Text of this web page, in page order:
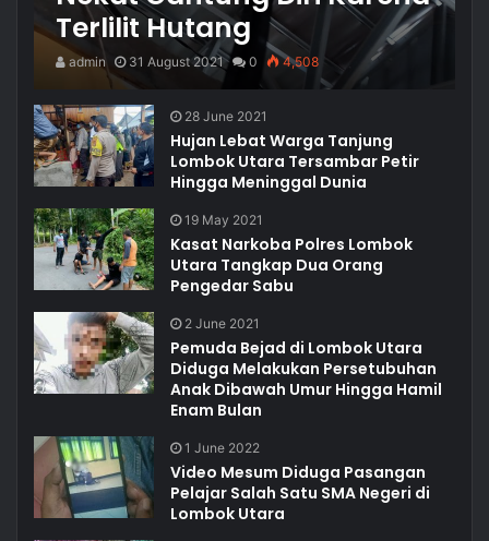
Terlilit Hutang
admin 31 August 2021 0 4,508
28 June 2021
Hujan Lebat Warga Tanjung
Lombok Utara Tersambar Petir
Hingga Meninggal Dunia
19 May 2021
Kasat Narkoba Polres Lombok
Utara Tangkap Dua Orang
Pengedar Sabu
2 June 2021
Pemuda Bejad di Lombok Utara
Diduga Melakukan Persetubuhan
Anak Dibawah Umur Hingga Hamil
Enam Bulan
1 June 2022
Video Mesum Diduga Pasangan
Pelajar Salah Satu SMA Negeri di
Lombok Utara